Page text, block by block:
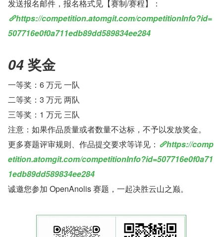
发送报名邮件，报名格式见【赛制/赛程】：
https://competition.atomgit.com/competitionInfo?id=
507716e0f0a711edb89dd589834ee284
04 奖金
一等奖：6 万元 一队
二等奖：3 万元 两队
三等奖：1 万元 三队
注意：如果作品质量或者数量不达标，不予以发放奖金。
更多赛题评审规则、作品提交要求等详见：
https://comp
etition.atomgit.com/competitionInfo?id=507716e0f0a71
1edb89dd589834ee284
诚邀您参加 OpenAnolis 赛题，一起决胜云山之巅。